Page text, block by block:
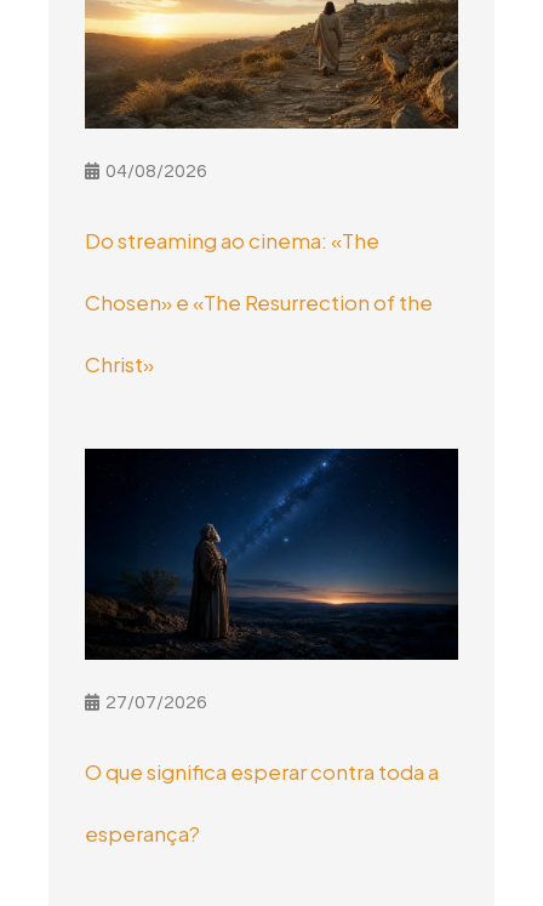
04/08/2026
Do streaming ao cinema: «The
Chosen» e «The Resurrection of the
Christ»
27/07/2026
O que significa esperar contra toda a
esperança?